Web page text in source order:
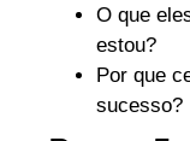
O que
estou?
Por que
sucesso?